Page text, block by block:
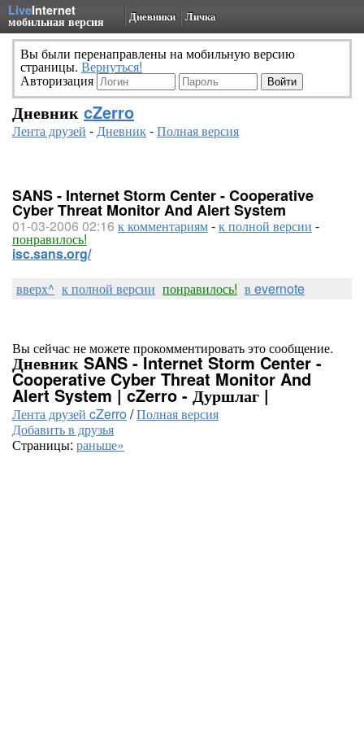
LiveInternet
мобильная версия Дневники Личка
Вы были перенаправлены на мобильную версию
страницы. Вернуться!
Авторизация
Дневник cZerro
Лента друзей -Дневник-Полная версия
SANS - Internet Storm Center - Cooperative
Cyber Threat Monitor And Alert System
01-03-2006 02:16 к комментариям-к полной версии -
понравилось!
isc.sans.org/
вверх^ к полной версии понравилось! в evernote
Вы сейчас не можете прокомментировать это сообщение.
Дневник SANS - Internet Storm Center -
Cooperative Cyber Threat Monitor And
Alert System | cZerro - Дуршлаг |
Лента друзей cZerro/Полная версия
Добавить в друзья
Страницы: раньше»